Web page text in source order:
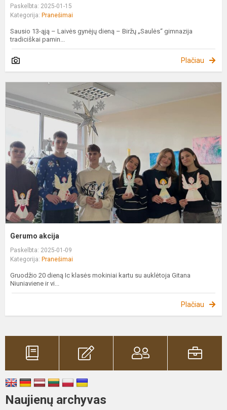
Paskelbta: 2025-01-15
Kategorija: Pranešimai
Sausio 13-ąją – Laivės gynėjų dieną – Biržų „Saulės“ gimnazija
tradiciškai pamin...
Plačiau
Gerumo akcija
Paskelbta: 2025-01-09
Kategorija: Pranešimai
Gruodžio 20 dieną Ic klasės mokiniai kartu su auklėtoja Gitana
Niuniaviene ir vi...
Plačiau
Naujienų archyvas